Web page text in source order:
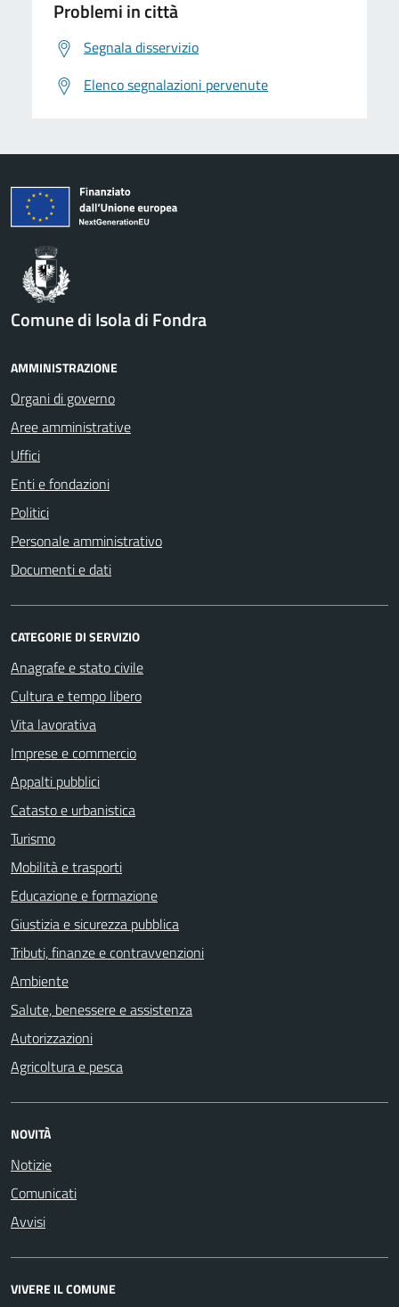
Problemi in città
Segnala disservizio
Elenco segnalazioni pervenute
Comune di Isola di Fondra
AMMINISTRAZIONE
Organi di governo
Aree amministrative
Uffici
Enti e fondazioni
Politici
Personale amministrativo
Documenti e dati
CATEGORIE DI SERVIZIO
Anagrafe e stato civile
Cultura e tempo libero
Vita lavorativa
Imprese e commercio
Appalti pubblici
Catasto e urbanistica
Turismo
Mobilità e trasporti
Educazione e formazione
Giustizia e sicurezza pubblica
Tributi, finanze e contravvenzioni
Ambiente
Salute, benessere e assistenza
Autorizzazioni
Agricoltura e pesca
NOVITÀ
Notizie
Comunicati
Avvisi
VIVERE IL COMUNE